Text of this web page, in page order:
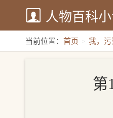
人物百科
当前位置： 首页 我，
第